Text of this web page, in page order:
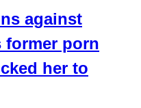
against
former porn
her to